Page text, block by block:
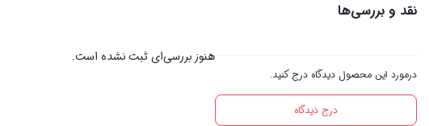
نقد و بررسی‌ها
درمورد این محصول دیدگاه درج کنید.
درج دیدگاه
هنوز بررسی‌ای ثبت نشده است.